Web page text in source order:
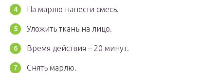
На марлю нанести смесь.
Уложить ткань на лицо.
Время действия – 20 минут.
Снять марлю.